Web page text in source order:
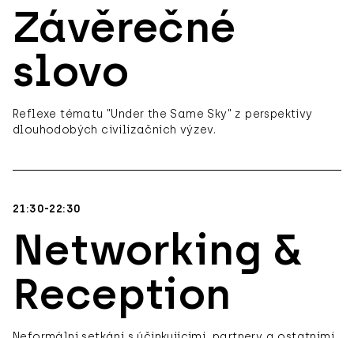
Závěrečné
slovo
Reflexe tématu "Under the Same Sky" z perspektivy
dlouhodobých civilizačních výzev.
21:30-22:30
Networking &
Reception